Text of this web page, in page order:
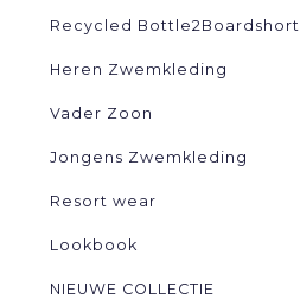
Recycled Bottle2Boardshort
Heren Zwemkleding
Vader Zoon
Jongens Zwemkleding
Resort wear
Lookbook
NIEUWE COLLECTIE